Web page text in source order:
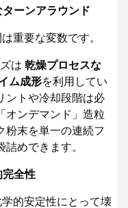
ーンアラウンド
重要な変数です。
は 乾燥プロセスな
ム成形を利用してい
ントや冷却段階は必
オンデマンド」造粒
粉末を単一の連続フ
めできます。
完全性
的安定性にとって壊